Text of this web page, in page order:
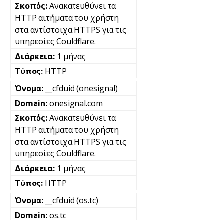
Ανακατευθύνει τα
HTTP αιτήματα του χρήστη
στα αντίστοιχα HTTPS για τις
υπηρεσίες Couldflare.
1 μήνας
HTTP
__cfduid (onesignal)
onesignal.com
Ανακατευθύνει τα
HTTP αιτήματα του χρήστη
στα αντίστοιχα HTTPS για τις
υπηρεσίες Couldflare.
1 μήνας
HTTP
__cfduid (os.tc)
os.tc